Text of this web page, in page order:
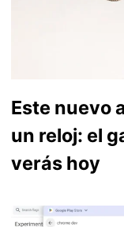
Este nuevo
un reloj: el
verás hoy